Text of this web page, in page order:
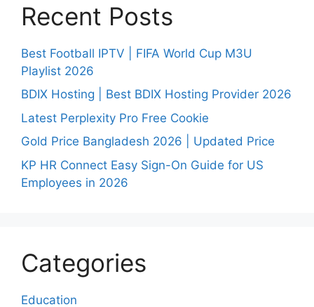
Recent Posts
Best Football IPTV | FIFA World Cup M3U
Playlist 2026
BDIX Hosting | Best BDIX Hosting Provider 2026
Latest Perplexity Pro Free Cookie
Gold Price Bangladesh 2026 | Updated Price
KP HR Connect Easy Sign-On Guide for US
Employees in 2026
Categories
Education